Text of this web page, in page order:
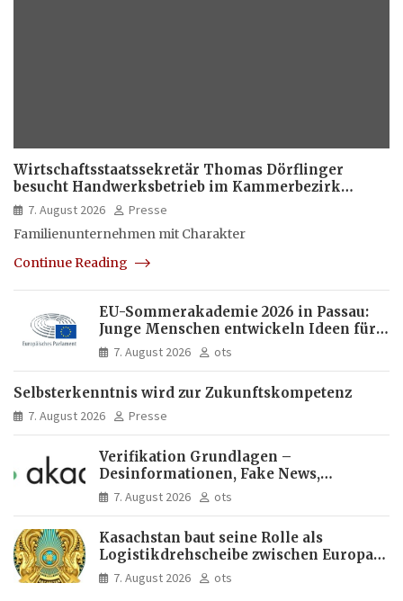
Wirtschaftsstaatssekretär Thomas Dörflinger
besucht Handwerksbetrieb im Kammerbezirk
Freiburg
7. August 2026
Presse
Familienunternehmen mit Charakter
Continue Reading
EU-Sommerakademie 2026 in Passau:
Junge Menschen entwickeln Ideen für
Europas Zukunft
7. August 2026 ots
Selbsterkenntnis wird zur Zukunftskompetenz
7. August 2026 Presse
Verifikation Grundlagen –
Desinformationen, Fake News,
manipulierte Inhalte | dpa-Akademie
7. August 2026 ots
Kasachstan baut seine Rolle als
Logistikdrehscheibe zwischen Europa
und Asien aus
7. August 2026 ots